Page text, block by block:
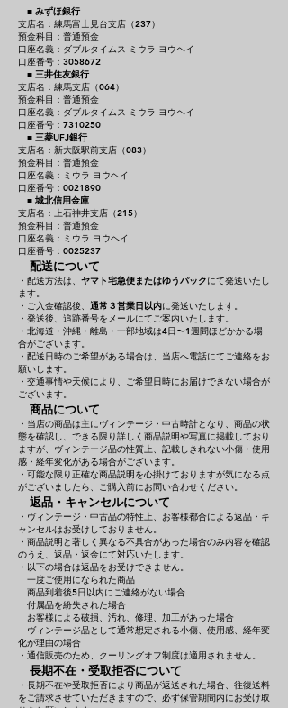
■ みずほ銀行
支店名：練馬富士見台支店（237）
預金科目：普通預金
口座名義：ダブルタイムス ミウラ ヨウヘイ
口座番号：3058672
■ 三井住友銀行
支店名：練馬支店（064）
預金科目：普通預金
口座名義：ダブルタイムス ミウラ ヨウヘイ
口座番号：7310250
■ 三菱UFJ銀行
支店名：新大阪駅前支店（083）
預金科目：普通預金
口座名義：ミウラ ヨウヘイ
口座番号：0021890
■ 城北信用金庫
支店名：上石神井支店（215）
預金科目：普通預金
口座名義：ミウラ ヨウヘイ
口座番号：0025237
配送について
・配送方法は、 ヤマト宅急便またはゆうパックにて発送いたし
ます。
・ご入金確認後、 通常３営業日以内に発送いたします。
・発送後、追跡番号をメールにてご案内いたします。
・北海道・沖縄・離島・一部地域は4日〜1週間ほどかかる場
合がございます。
・配送日時のご希望がある場合は、当店へ電話にてご連絡をお
願いします。
・交通事情や天候により、ご希望日時にお届けできない場合が
ございます。
商品について
・当店の商品は主にヴィンテージ・中古時計となり、商品の状
態を確認し、できる限り詳しく商品説明や写真に掲載しており
ますが、ヴィンテージ品の性質上、記載しきれない小傷・使用
感・経年変化がある場合がございます。
・可能な限り正確な商品説明を心掛けておりますが気になる点
がございましたら、ご購入前にお問い合わせください。
返品・キャンセルについて
・ヴィンテージ・中古品の特性上、お客様都合による返品・キ
ャンセルはお受けしておりません。
・商品説明と著しく異なる不具合があった場合のみ内容を確認
のうえ、返品・返金にて対応いたします。
・以下の場合は返品をお受けできません。
一度ご使用になられた商品
商品到着後5日以内にご連絡がない場合
付属品を紛失された場合
お客様による破損、汚れ、修理、加工があった場合
ヴィンテージ品として通常想定される小傷、使用感、経年変
化が理由の場合
・通信販売のため、クーリングオフ制度は適用されません。
長期不在・受取拒否について
・長期不在や受取拒否により商品が返送された場合、往復送料
をご請求させていただきますので、必ず保管期間内にお受け取